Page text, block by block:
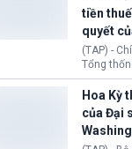
tục giảm
tới.
tiền
quyết
(TAP) -
Tổng
Trump đã
khoảng
quan
luật
Khẩn cấp
Hoa Kỳ
của Đại